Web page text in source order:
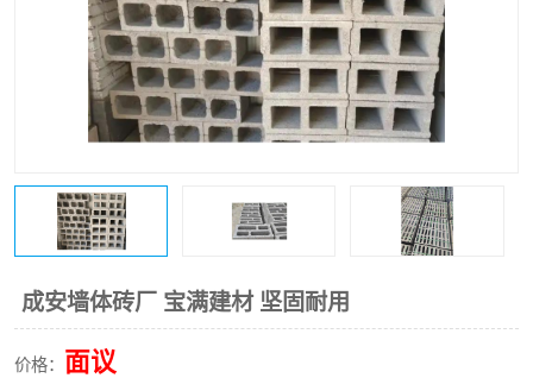
成安墙体砖厂 宝满建材 坚固耐用
价格： 面议
草坪砖 pc仿石砖